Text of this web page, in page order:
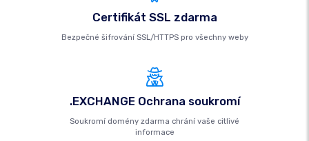
Certifikát SSL zdarma
Bezpečné šifrování SSL/HTTPS pro všechny weby
.EXCHANGE Ochrana soukromí
Soukromí domény zdarma chrání vaše citlivé
informace